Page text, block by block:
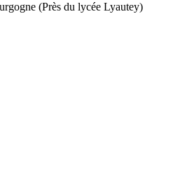
(Près du lycée Lyautey)